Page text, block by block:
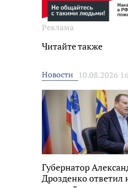
Реклама
Читайте также
Новости 10.08.2026
Губернатор
Дрозденко ответил